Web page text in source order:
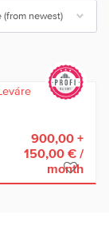
900,00 +
150,00 € /
month